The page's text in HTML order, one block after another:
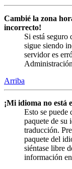
Cambié la zona
incorrecto!
Si está seguro
sigue siendo
servidor es
Arriba
¡Mi idioma no está
Esto se puede
paquete de su
traducción.
paquete del
siéntase libre
información